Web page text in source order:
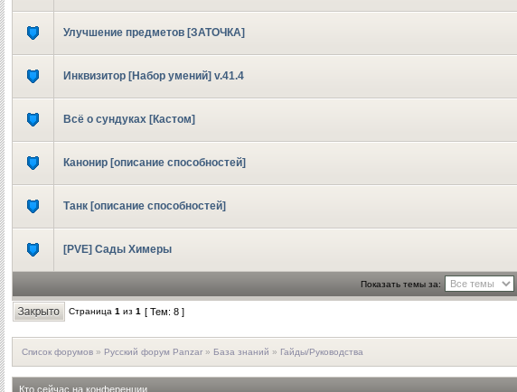
Улучшение предметов [ЗАТОЧКА]
Инквизитор [Набор умений] v.41.4
Всё о сундуках [Кастом]
Канонир [описание способностей]
Танк [описание способностей]
[PVE] Сады Химеры
Показать темы за:
Страница 1 из 1 [ Тем: 8 ]
Список форумов » Русский форум Panzar » База знаний » Гайды/Руководства
Кто сейчас на конференции